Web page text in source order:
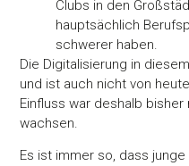
Clubs in den
hauptsächlich
schwerer haben.
Die Digitalisierung in
und ist auch nicht von
Einfluss war deshalb
wachsen.
Es ist immer so, dass